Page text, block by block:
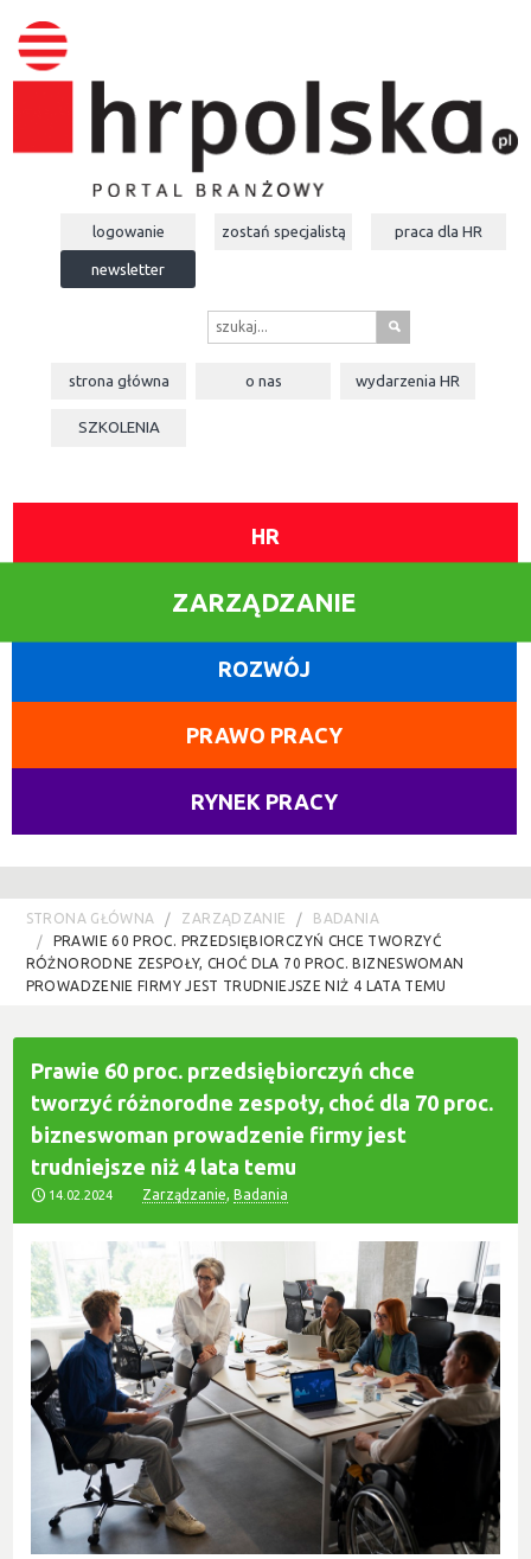
logowanie zostań specjalistą praca dla HR
newsletter
s
strona główna o nas wydarzeniaHR
SZKOLENIA
HR
ZARZĄDZANIE
ROZWÓJ
PRAWO PRACY
RYNEK PRACY
STRONA GŁÓWNA ZARZĄDZANIE
BADANIA
PRAWIE 60 PROC. PRZEDSIĘBIORCZYŃ CHCE TWORZYĆ
RÓŻNORODNE ZESPOŁY, CHOĆ DLA 70 PROC. BIZNESWOMAN
PROWADZENIE FIRMY JEST TRUDNIEJSZE NIŻ 4 LATA TEMU
Prawie 60 proc. przedsiębiorczyń chce
tworzyć różnorodne zespoły, choć dla 70 proc.
bizneswoman prowadzenie firmy jest
trudniejsze niż 4 lata temu
14.02.2024 Zarządzanie,Badania